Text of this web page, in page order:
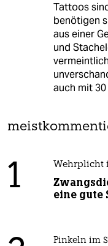
Tattoos
benötigen
aus einer
und
auch mit
1 Wehrplicht
eine gute
Pinkeln im